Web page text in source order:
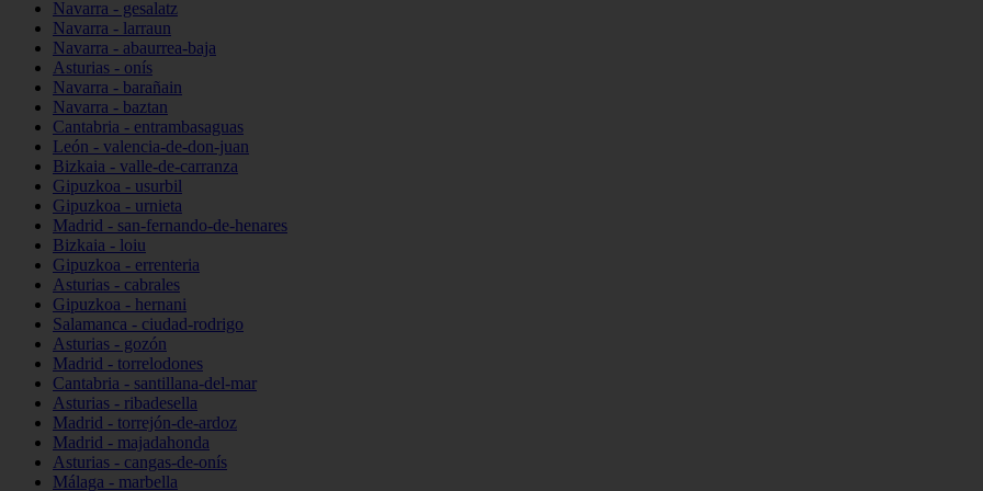
Navarra - gesalatz
Navarra - larraun
Navarra - abaurrea-baja
Asturias - onís
Navarra - barañain
Navarra - baztan
Cantabria - entrambasaguas
León - valencia-de-don-juan
Bizkaia - valle-de-carranza
Gipuzkoa - usurbil
Gipuzkoa - urnieta
Madrid - san-fernando-de-henares
Bizkaia - loiu
Gipuzkoa - errenteria
Asturias - cabrales
Gipuzkoa - hernani
Salamanca - ciudad-rodrigo
Asturias - gozón
Madrid - torrelodones
Cantabria - santillana-del-mar
Asturias - ribadesella
Madrid - torrejón-de-ardoz
Madrid - majadahonda
Asturias - cangas-de-onís
Málaga - marbella